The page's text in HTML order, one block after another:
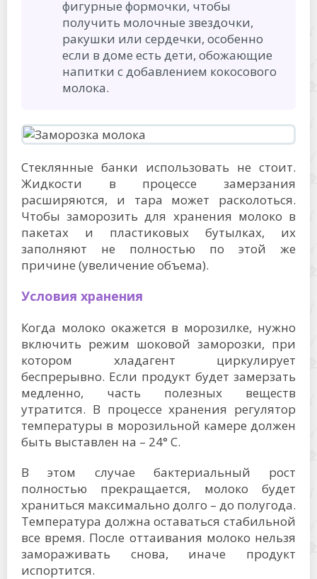
фигурные формочки, чтобы
получить молочные звездочки,
ракушки или сердечки, особенно
если в доме есть дети, обожающие
напитки с добавлением кокосового
молока.
Стеклянные банки использовать не стоит.
Жидкости в процессе замерзания
расширяются, и тара может расколоться.
Чтобы заморозить для хранения молоко в
пакетах и пластиковых бутылках, их
заполняют не полностью по этой же
причине (увеличение объема).
Условия хранения
Когда молоко окажется в морозилке, нужно
включить режим шоковой заморозки, при
котором хладагент циркулирует
беспрерывно. Если продукт будет замерзать
медленно, часть полезных веществ
утратится. В процессе хранения регулятор
температуры в морозильной камере должен
быть выставлен на – 24° C.
В этом случае бактериальный рост
полностью прекращается, молоко будет
храниться максимально долго – до полугода.
Температура должна оставаться стабильной
все время. После оттаивания молоко нельзя
замораживать снова, иначе продукт
испортится.